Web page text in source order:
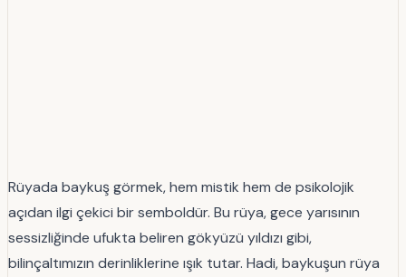
Rüyada baykuş görmek, hem mistik hem de psikolojik
açıdan ilgi çekici bir semboldür. Bu rüya, gece yarısının
sessizliğinde ufukta beliren gökyüzü yıldızı gibi,
bilinçaltımızın derinliklerine ışık tutar. Hadi, baykuşun rüya